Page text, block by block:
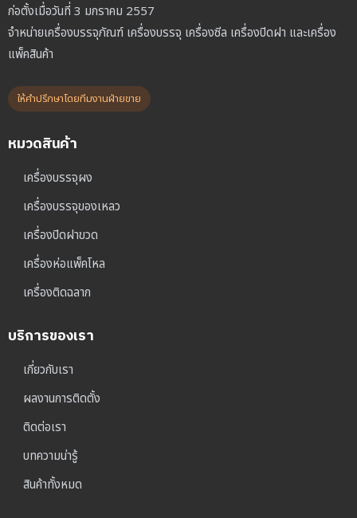
ก่อตั้งเมื่อวันที่ 3 มกราคม 2557
จำหน่ายเครื่องบรรจุภัณฑ์ เครื่องบรรจุ เครื่องซีล เครื่องปิดฝา และเครื่อง
แพ็คสินค้า
ให้คำปรึกษาโดยทีมงานฝ่ายขาย
หมวดสินค้า
เครื่องบรรจุผง
เครื่องบรรจุของเหลว
เครื่องปิดฝาขวด
เครื่องห่อแพ็คโหล
เครื่องติดฉลาก
บริการของเรา
เกี่ยวกับเรา
ผลงานการติดตั้ง
ติดต่อเรา
บทความน่ารู้
สินค้าทั้งหมด